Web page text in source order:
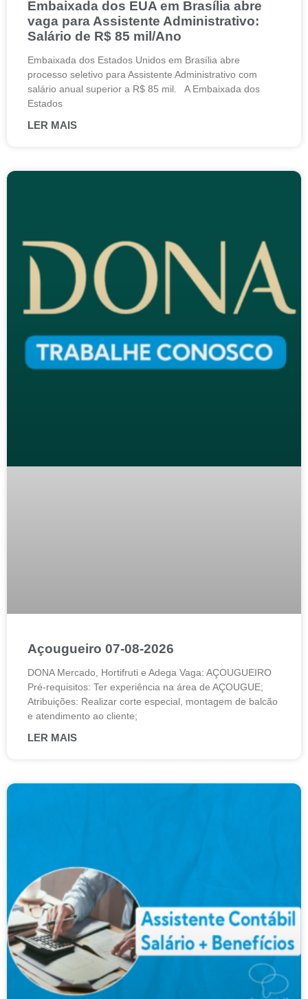
Embaixada dos EUA em Brasília abre
vaga para Assistente Administrativo:
Salário de R$ 85 mil/Ano
Embaixada dos Estados Unidos em Brasília abre
processo seletivo para Assistente Administrativo com
salário anual superior a R$ 85 mil. A Embaixada dos
Estados
LER MAIS
Açougueiro 07-08-2026
DONA Mercado, Hortifruti e Adega Vaga: AÇOUGUEIRO
Pré-requisitos: Ter experiência na área de AÇOUGUE;
Atribuições: Realizar corte especial, montagem de balcão
e atendimento ao cliente;
LER MAIS